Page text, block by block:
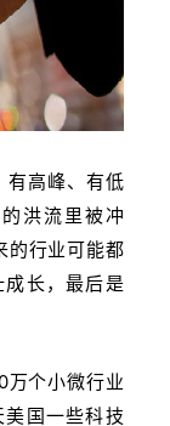
有高峰、有低
洪流里被冲
的行业可能都
长，最后是
万个小微行业
美国一些科技